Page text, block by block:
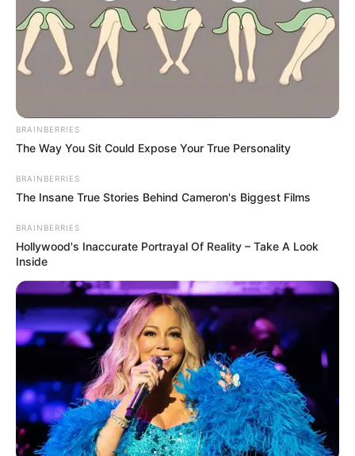
BRAINBERRIES
The Way You Sit Could Expose Your True Personality
BRAINBERRIES
The Insane True Stories Behind Cameron's Biggest Films
BRAINBERRIES
Hollywood's Inaccurate Portrayal Of Reality – Take A Look
Inside